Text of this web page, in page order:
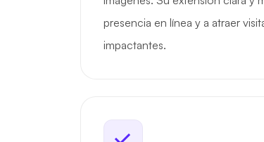
presencia en línea y a atraer
impactantes.